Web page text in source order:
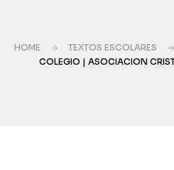
HOME TEXTOS ESCOLARES
COLEGIO | ASOCIACION